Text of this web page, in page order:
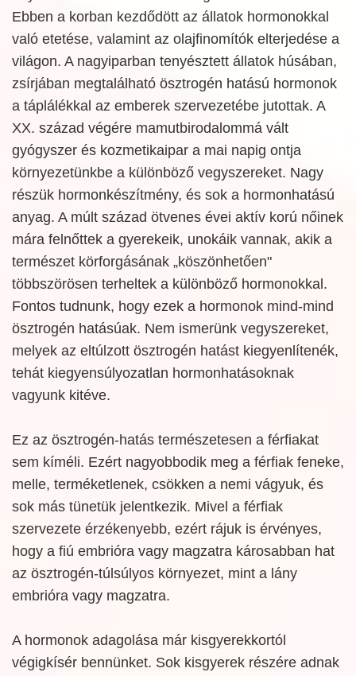
Ebben a korban kezdődött az állatok hormonokkal
való etetése, valamint az olajfinomítók elterjedése a
világon. A nagyiparban tenyésztett állatok húsában,
zsírjában megtalálható ösztrogén hatású hormonok
a táplálékkal az emberek szervezetébe jutottak. A
XX. század végére mamutbirodalommá vált
gyógyszer és kozmetikaipar a mai napig ontja
környezetünkbe a különböző vegyszereket. Nagy
részük hormonkészítmény, és sok a hormonhatású
anyag. A múlt század ötvenes évei aktív korú nőinek
mára felnőttek a gyerekeik, unokáik vannak, akik a
természet körforgásának „köszönhetően"
többszörösen terheltek a különböző hormonokkal.
Fontos tudnunk, hogy ezek a hormonok mind-mind
ösztrogén hatásúak. Nem ismerünk vegyszereket,
melyek az eltúlzott ösztrogén hatást kiegyenlítenék,
tehát kiegyensúlyozatlan hormonhatásoknak
vagyunk kitéve.
Ez az ösztrogén-hatás természetesen a férfiakat
sem kíméli. Ezért nagyobbodik meg a férfiak feneke,
melle, terméketlenek, csökken a nemi vágyuk, és
sok más tünetük jelentkezik. Mivel a férfiak
szervezete érzékenyebb, ezért rájuk is érvényes,
hogy a fiú embrióra vagy magzatra károsabban hat
az ösztrogén-túlsúlyos környezet, mint a lány
embrióra vagy magzatra.
A hormonok adagolása már kisgyerekkortól
végigkísér bennünket. Sok kisgyerek részére adnak